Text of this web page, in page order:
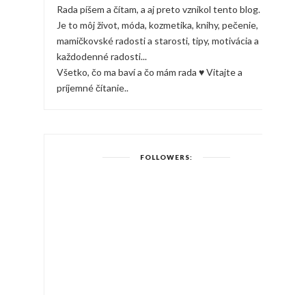
Rada píšem a čítam, a aj preto vznikol tento blog.
Je to môj život, móda, kozmetika, knihy, pečenie,
mamičkovské radosti a starosti, tipy, motivácia a
každodenné radosti...
Všetko, čo ma baví a čo mám rada ♥ Vitajte a
príjemné čítanie..
FOLLOWERS: